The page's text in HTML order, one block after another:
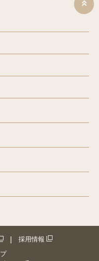
採用情報